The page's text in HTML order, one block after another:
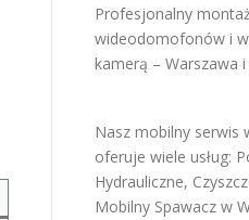
Profesjonalny montaż
wideodomofonów i
kamerą – Warszawa
Nasz mobilny serwis
oferuje wiele usług:
Hydrauliczne,
Mobilny Spawacz w